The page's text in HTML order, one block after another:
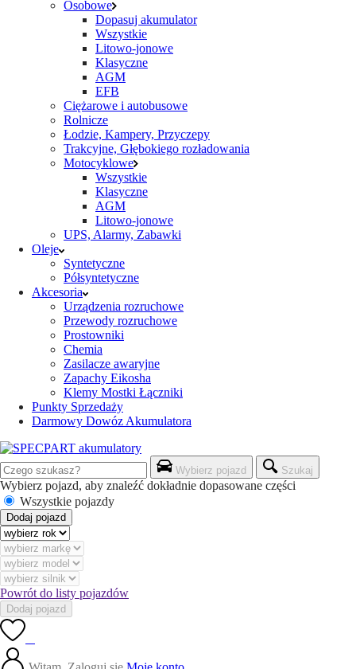
Osobowe
Dopasuj akumulator
Wszystkie
Litowo-jonowe
Klasyczne
AGM
EFB
Ciężarowe i autobusowe
Rolnicze
Łodzie, Kampery, Przyczepy
Trakcyjne, Głębokiego rozładowania
Motocyklowe
Wszystkie
Klasyczne
AGM
Litowo-jonowe
UPS, Alarmy, Zabawki
Oleje
Syntetyczne
Półsyntetyczne
Akcesoria
Urządzenia rozruchowe
Przewody rozruchowe
Prostowniki
Chemia
Zasilacze awaryjne
Zapachy Eikosha
Klemy Mostki Łączniki
Punkty Sprzedaży
Darmowy Dowóz Akumulatora
Wybierz pojazd Szukaj
Wybierz pojazd, aby znaleźć dokładnie dopasowane części
Wszystkie pojazdy
Dodaj pojazd
Powrót do listy pojazdów
Dodaj pojazd